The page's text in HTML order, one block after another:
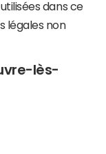
dans ce
légales non
lès-